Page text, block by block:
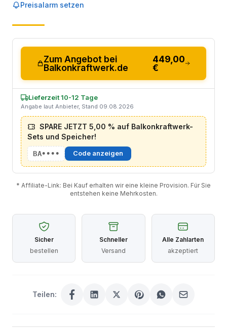
Preisalarm setzen
Zum Angebot bei
Balkonkraftwerk.de
449,00
€
Lieferzeit 10-12 Tage
Angabe laut Anbieter, Stand 09.08.2026
SPARE JETZT 5,00 % auf Balkonkraftwerk-
Sets und Speicher!
BA•••• Code anzeigen
* Affiliate-Link: Bei Kauf erhalten wir eine kleine Provision. Für Sie
entstehen keine Mehrkosten.
Sicher
bestellen
Schneller
Versand
Alle Zahlarten
akzeptiert
Teilen: